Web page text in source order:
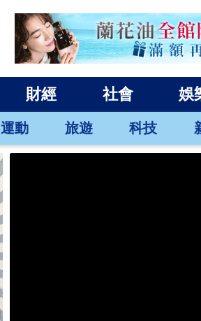
財經 社會 娛
運動 旅遊 科技